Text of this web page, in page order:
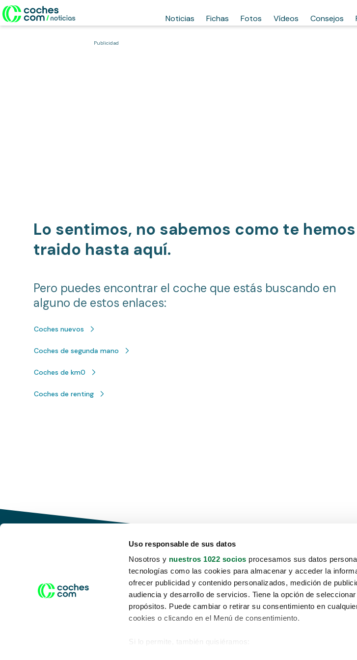
Uso responsable de sus datos
Nosotros y nuestros 1022 socios procesamos sus datos
tecnologías como las cookies para almacenar y acceder la
ofrecer publicidad y contenido personalizados, medición de
audiencia y desarrollo de servicios. Tiene la opción de
propósitos. Puede cambiar o retirar su consentimiento en
cookies o clicando en el Menú de consentimiento.
Si lo permite, también quisiéramos:
Noticias Fichas Fotos Vídeos Consejos
Publicidad
Lo sentimos, no sabemos como te hemos
traido hasta aquí.
Pero puedes encontrar el coche que estás buscando en
alguno de estos enlaces:
Coches nuevos
Coches de segunda mano
Coches de km0
Coches de renting
Conduce tu futuro,
desata tu movilidad